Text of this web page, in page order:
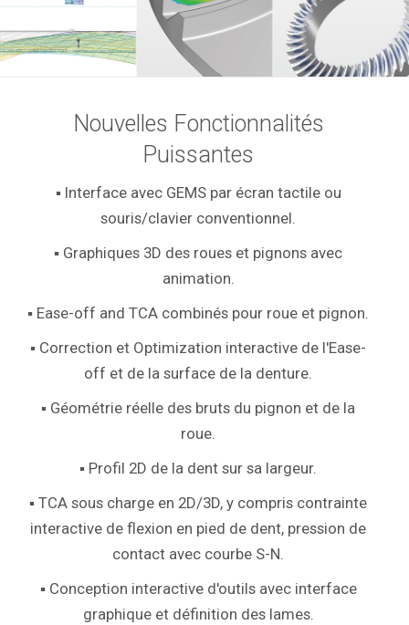
Nouvelles Fonctionnalités
Puissantes
▪ Interface avec GEMS par écran tactile ou
souris/clavier conventionnel.
▪ Graphiques 3D des roues et pignons avec
animation.
▪ Ease-off and TCA combinés pour roue et pignon.
▪ Correction et Optimization interactive de l'Ease-
off et de la surface de la denture
▪ Géométrie réelle des bruts du pignon et de la
roue.
▪ Profil 2D de la dent sur sa largeur.
▪ TCA sous charge en 2D/3D, y compris contrainte
interactive de flexion en pied de dent, pression de
contact avec courbe S-N.
▪ Conception interactive d'outils avec interface
graphique et définition des lames.